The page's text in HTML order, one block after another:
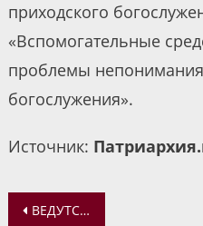
приходского
«Вспомогательные
проблемы
богослужения».
Источник:
Навигация
ВЕДУТСЯ СТРОИТЕЛЬНЫЕ РАБОТЫ НА КРОВЛЕ ЛЕОНТЬЕВСКОГО ХРАМА